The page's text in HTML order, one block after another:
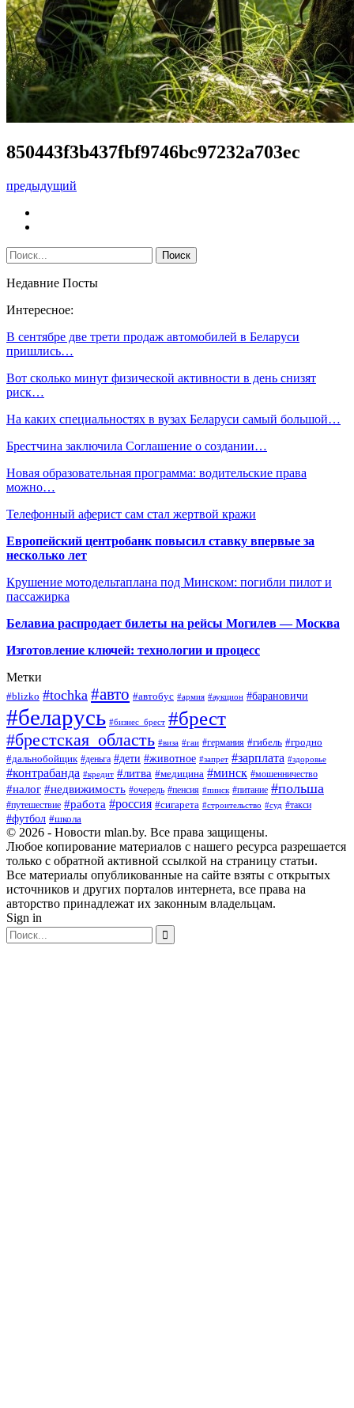
850443f3b437fbf9746bc97232a703ec
предыдущий
Недавние Посты
Интересное:
В сентябре две трети продаж автомобилей в Беларуси
пришлись…
Вот сколько минут физической активности в день снизят
риск…
На каких специальностях в вузах Беларуси самый большой…
Брестчина заключила Соглашение о создании…
Новая образовательная программа: водительские права
можно…
Телефонный аферист сам стал жертвой кражи
Европейский центробанк повысил ставку впервые за
несколько лет
Крушение мотодельтаплана под Минском: погибли пилот и
пассажирка
Белавиа распродает билеты на рейсы Могилев — Москва
Изготовление ключей: технологии и процесс
Метки
#blizko #tochka #авто #автобус #армия #аукцион #барановичи
#беларусь #бизнес_брест #брест
#брестская_область #виза #гаи #германия #гибель #гродно
#дальнобойщик #деньга #дети #животное #запрет #зарплата #здоровье
#контрабанда #кредит #литва #медицина #минск #мошенничество
#налог #недвижимость #очередь #пенсия #пинск #питание #польша
#путешествие #работа #россия #сигарета #строительство #суд #такси
#футбол #школа
© 2026 - Новости mlan.by. Все права защищены.
Любое копирование материалов с нашего ресурса разрешается
только с обратной активной ссылкой на страницу статьи.
Все материалы опубликованные на сайте взяты с открытых
источников и других порталов интернета, все права на
авторство принадлежат их законным владельцам.
Sign in